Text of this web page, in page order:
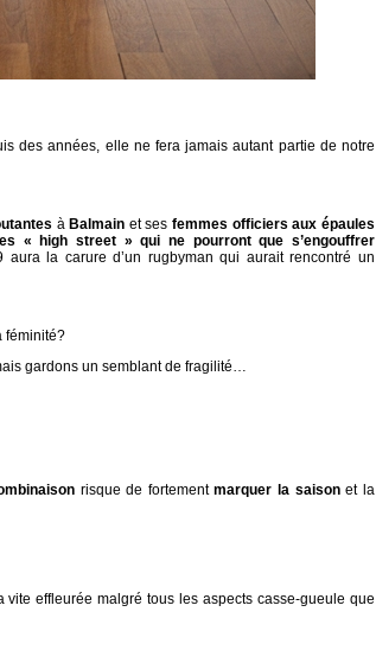
des années, elle ne fera jamais autant partie de notre
à Balmain et sesfemmes officiers aux épaules
« high street » qui ne pourront que s’engouffrer
aura la carure d’un rugbyman qui aurait rencontré un
féminité?
gardons un semblant de fragilité…
risque de fortementmarquer la saisonet la
vite effleurée malgré tous les aspects casse-gueule que